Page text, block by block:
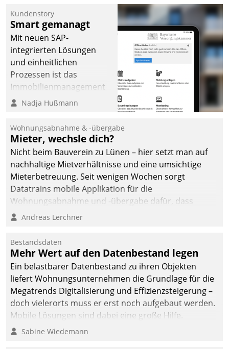
Kundenstory
Smart gemanagt
Mit neuen SAP-
integrierten Lösungen
und einheitlichen
Prozessen ist das
Immobilienmanagement
der Bayerischen
Ressort Kapitalanlage für
künftige Aufgaben und
Herausforderungen
gerüstet.
Nadja Hußmann
Wohnungsabnahme & -übergabe
Mieter, wechsle dich?
Nicht beim Bauverein zu Lünen – hier setzt man auf
nachhaltige Mietverhältnisse und eine umsichtige
Mieterbetreuung. Seit wenigen Wochen sorgt
Datatrains mobile Applikation für die
Wohnungsabnahme und -übergabe dafür, dass
Mieter wohlgeordnet kommen und, so es sein muss,
Andreas Lerchner
Bestandsdaten
Mehr Wert auf den Datenbestand legen
Ein belastbarer Datenbestand zu ihren Objekten
liefert Wohnungsunternehmen die Grundlage für die
Megatrends Digitalisierung und Effizienzsteigerung –
doch vielerorts muss er erst noch aufgebaut werden.
Mobile Lösungen sind dabei eine große Hilfe.
Sabine Wiedemann